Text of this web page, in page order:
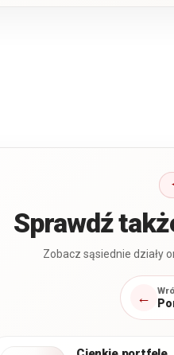
Sprawdź
Zobacz sąsiednie działy
←